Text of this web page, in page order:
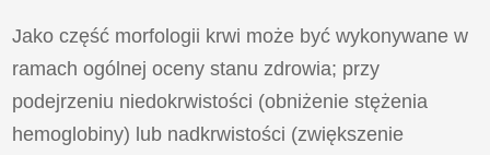
Jako część morfologii krwi może być wykonywane w
ramach ogólnej oceny stanu zdrowia; przy
podejrzeniu niedokrwistości (obniżenie stężenia
hemoglobiny) lub nadkrwistości (zwiększenie